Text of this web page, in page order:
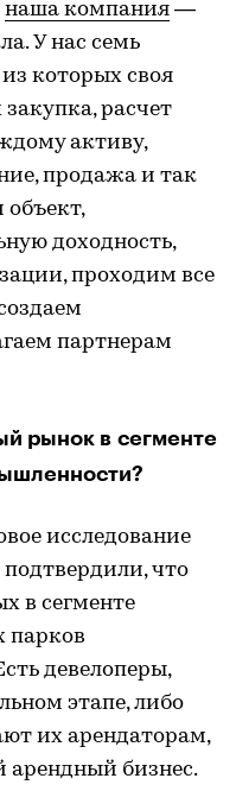
наша компания —
У нас семь
которых своя
расчет
активу,
продажа и так
доходность,
проходим все
партнерам
рынок в сегменте
исследование
что
в сегменте
парков
девелоперы,
этапе, либо
их арендаторам,
арендный бизнес.